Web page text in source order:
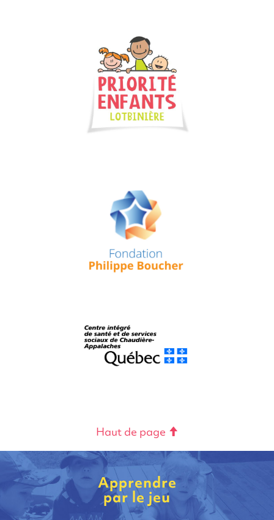
Haut de page
Apprendre
par le jeu